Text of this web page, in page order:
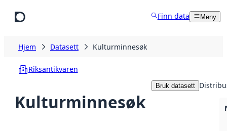
Finn data Meny
Hjem Datasett Kulturminnesøk
Riksantikvaren
Kulturminnesøk
Bruk datasett